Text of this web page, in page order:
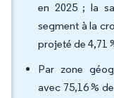
en 2025 ; la
segment à la
projeté de 4,71
Par zone
avec 75,16 %